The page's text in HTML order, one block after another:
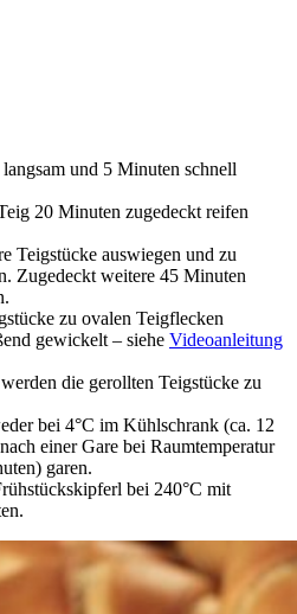
und 5 Minuten schnell
20 Minuten zugedeckt reifen
Teigstücke auswiegen und zu
Zugedeckt weitere 45 Minuten
zu ovalen Teigflecken
gewickelt – siehe Videoanleitung
die gerollten Teigstücke zu
bei 4°C im Kühlschrank (ca. 12
einer Gare bei Raumtemperatur
garen.
bei 240°C mit